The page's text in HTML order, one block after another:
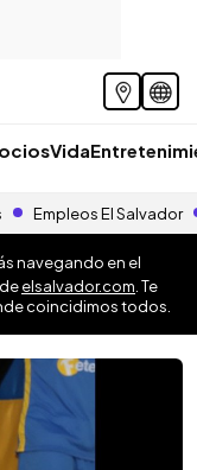
Vida
Empleos El Salvador
navegando en el
elsalvador.com . Te
coincidimos todos.